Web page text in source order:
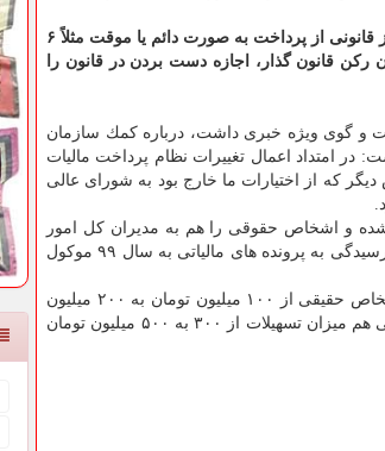
تنها در صورت مجوز قانونی از پرداخت به صورت دائم یا موقت مثلاً ۶
قانون گذار، اجازه دست بردن در قانون را
و گوی ویژه خبری داشت، درباره كمك سازمان
در امتداد اعمال تغییرات نظام پرداخت مالیات
كه از اختیارات ما خارج بود به شورای عالی
اشخاص حقیقی تعطیل اعلام شده و اشخاص حقوقی را هم به مدیران كل امور
مالیاتی استانها واگذار كردیم تا متناسب با شرایط تصمیم مقتضی بگیرند. این بدان معناست كه رسیدگی به پرونده های مالیاتی به سال ۹۹ موكول
پارسا همین طور از قطعی شدن تسهیلات به بنگاه های كوچك آگاهی داد و اضافه كرد: برای اشخاص حقیقی از ۱۰۰ میلیون تومان به ۲۰۰ میلیون
تومان افزایش خواهد یافت و دیگر نیازی هم به استعلام مالیاتی نخواهد بود. برای اشخاص حقوقی هم میزان تسهیلات از ۳۰۰ به ۵۰۰ میلیون تومان